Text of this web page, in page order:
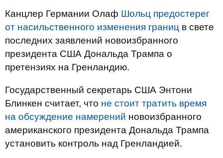
Канцлер Германии Олаф Шольц предостерег
от насильственного изменения границ в свете
последних заявлений новоизбранного
президента США Дональда Трампа о
претензиях на Гренландию.
Государственный секретарь США Энтони
Блинкен считает, что не стоит тратить время
на обсуждение намерений новоизбранного
американского президента Дональда Трампа
установить контроль над Гренландией.